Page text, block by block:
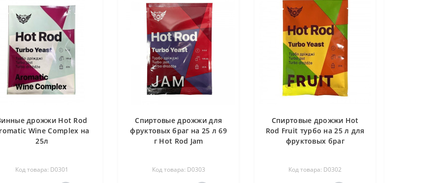
дрожжи Hot Rod
Wine Complex на
25л
Код товара: D0301
Спиртовые дрожжи для
фруктовых браг на 25 л 69
г Hot Rod Jam
Код товара: D0303
Спиртовые дрожжи Hot
Rod Fruit турбо на 25 л для
фруктовых браг
Код товара: D0302